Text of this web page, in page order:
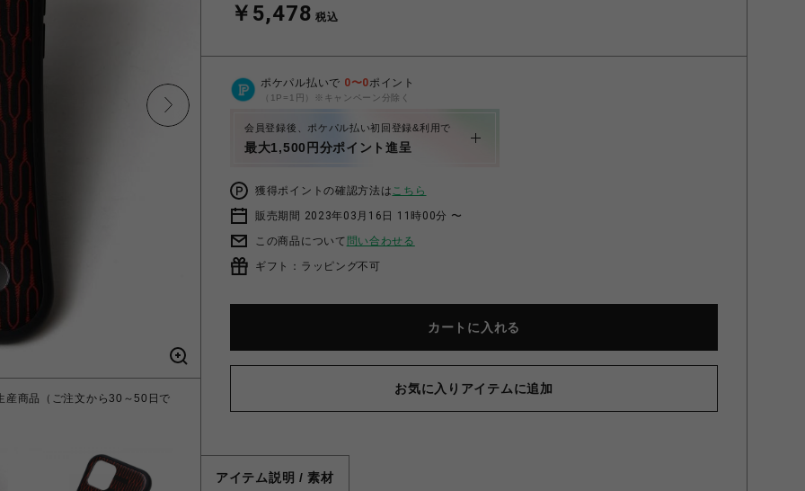
商品（ご注文から30～50日で
￥5,478 税込
ポケパル払いで 0〜0ポイント
（1P=1円）※キャンペーン分除く
会員登録後、ポケパル払い初回登録&利用で
最大1,500円分ポイント進呈
獲得ポイントの確認方法はこちら
販売期間 2023年03月16日 11時00分 〜
この商品について 問い合わせる
ギフト：ラッピング不可
カートに入れる
お気に入りアイテムに追加
アイテム説明 / 素材